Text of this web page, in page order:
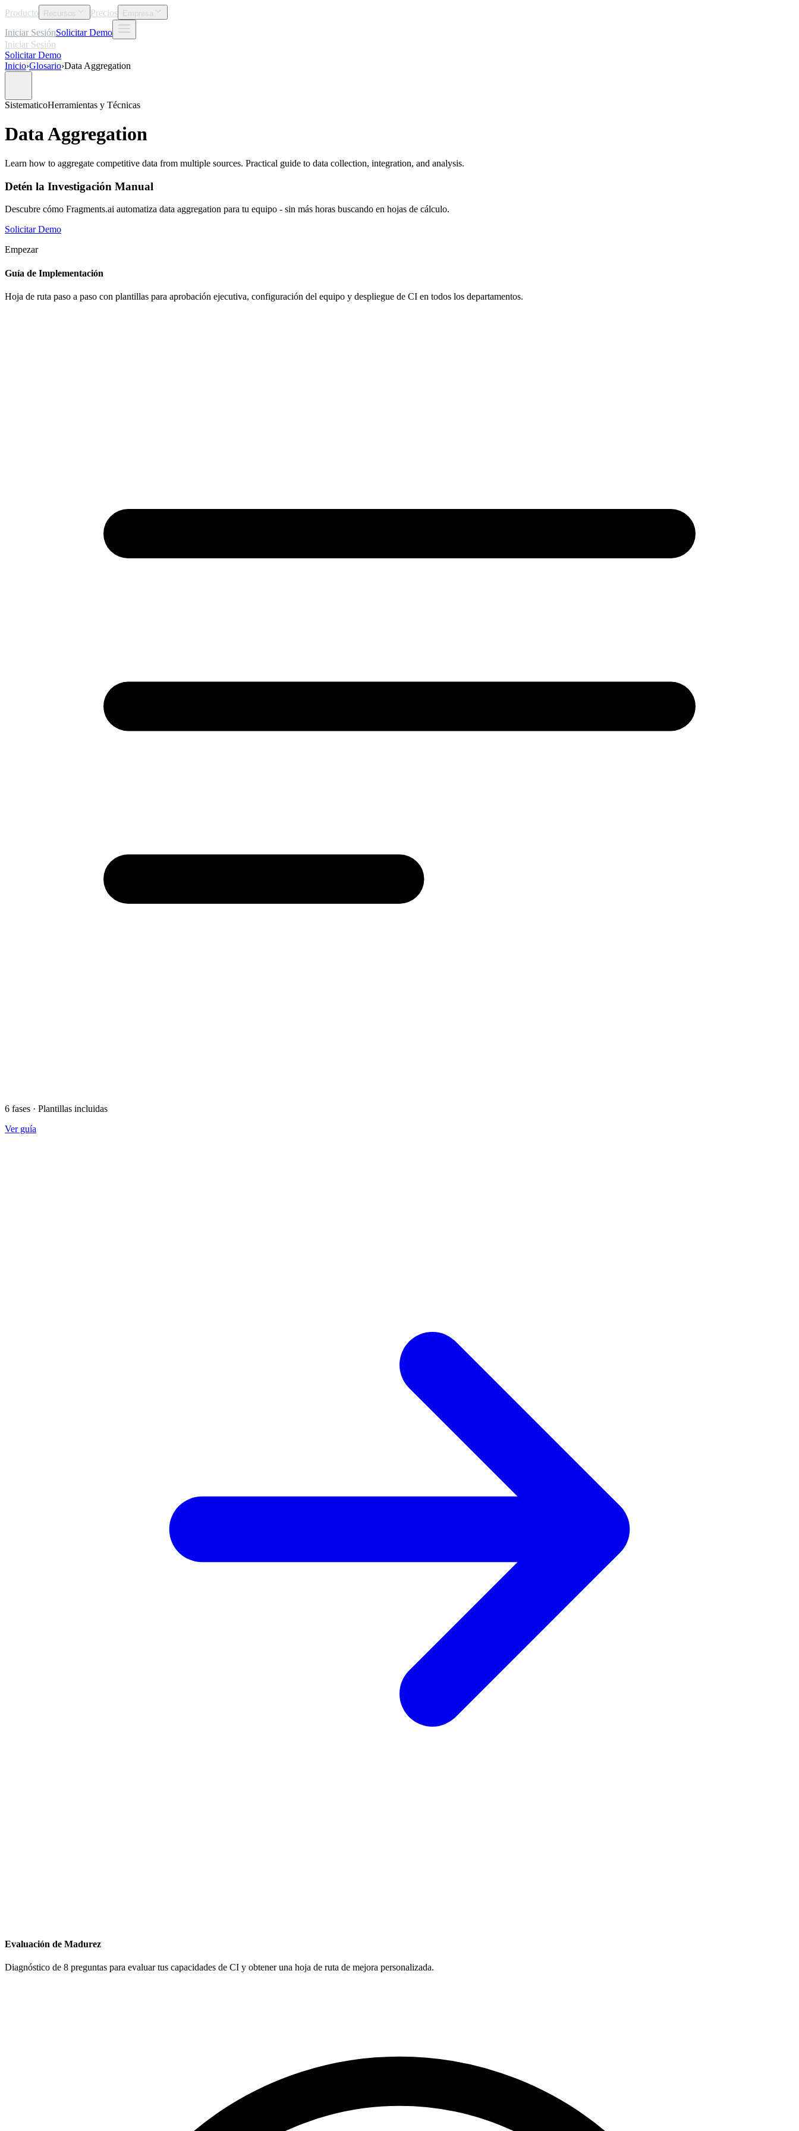
Producto Recursos Precios Empresa
Iniciar SesiónSolicitar Demo
Iniciar Sesión
Solicitar Demo
Inicio›Glosario›Data Aggregation
SistematicoHerramientas y Técnicas
Data Aggregation
Learn how to aggregate competitive data from multiple sources. Practical guide to data collection, integration, and analysis.
Detén la Investigación Manual
Descubre cómo Fragments.ai automatiza data aggregation para tu equipo - sin más horas buscando en hojas de cálculo.
Solicitar Demo
Empezar
Guía de Implementación
Hoja de ruta paso a paso con plantillas para aprobación ejecutiva, configuración del equipo y despliegue de CI en todos los departamentos.
6 fases · Plantillas incluidas
Ver guía
Evaluación de Madurez
Diagnóstico de 8 preguntas para evaluar tus capacidades de CI y obtener una hoja de ruta de mejora personalizada.